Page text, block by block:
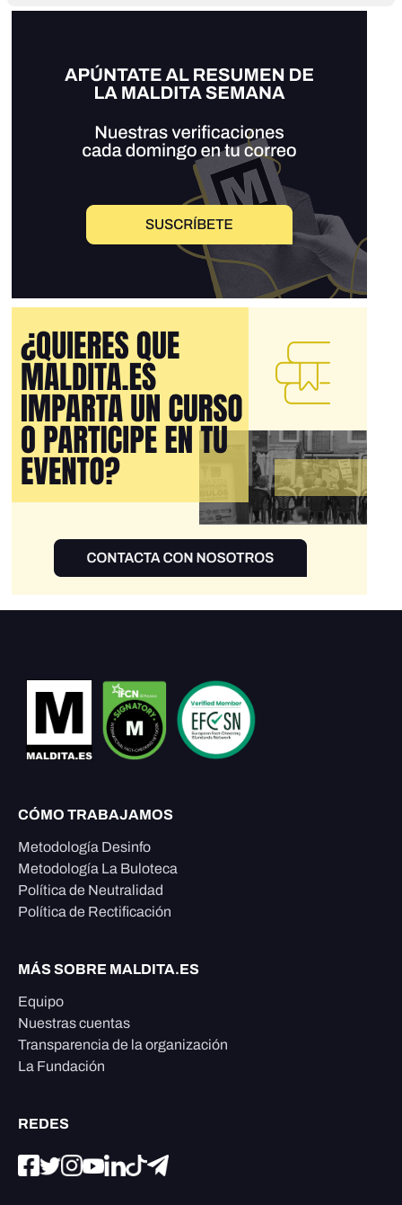
CÓMO TRABAJAMOS
Metodología Desinfo
Metodología La Buloteca
Política de Neutralidad
Política de Rectificación
MÁS SOBRE MALDITA.ES
Equipo
Nuestras cuentas
Transparencia de la organización
La Fundación
REDES